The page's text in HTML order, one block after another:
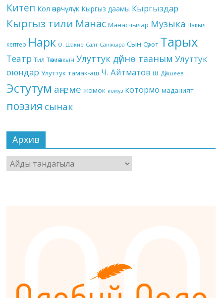
Китеп Кол өнөрчүлүк Кыргыз даамы Кыргыздар
Кыргыз тили Манас Манасчылар Музыка Накыл
кептер Нарк О. Шакир Салт Санжыра Сын Сүрөт Тарых
Театр Тил Төкмө акын Улуттук дүйнө тааным Улуттук
оюндар Улуттук тамак-аш Ч. Айтматов Ш. Дүйшеев
Эстутум аңгеме жомок комуз котормо маданият
поэзия сынак
Архив
Архив